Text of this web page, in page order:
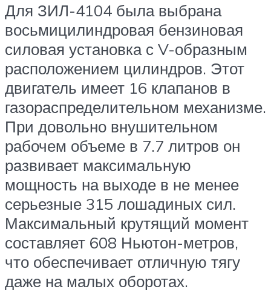
Для ЗИЛ-4104 была выбрана
восьмицилиндровая бензиновая
силовая установка с V-образным
расположением цилиндров. Этот
двигатель имеет 16 клапанов в
газораспределительном механизме.
При довольно внушительном
рабочем объеме в 7.7 литров он
развивает максимальную
мощность на выходе в не менее
серьезные 315 лошадиных сил.
Максимальный крутящий момент
составляет 608 Ньютон-метров,
что обеспечивает отличную тягу
даже на малых оборотах.